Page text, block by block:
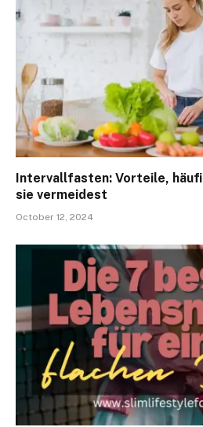
Intervallfasten: Vorteile,
sie vermeidest
October 12, 2024